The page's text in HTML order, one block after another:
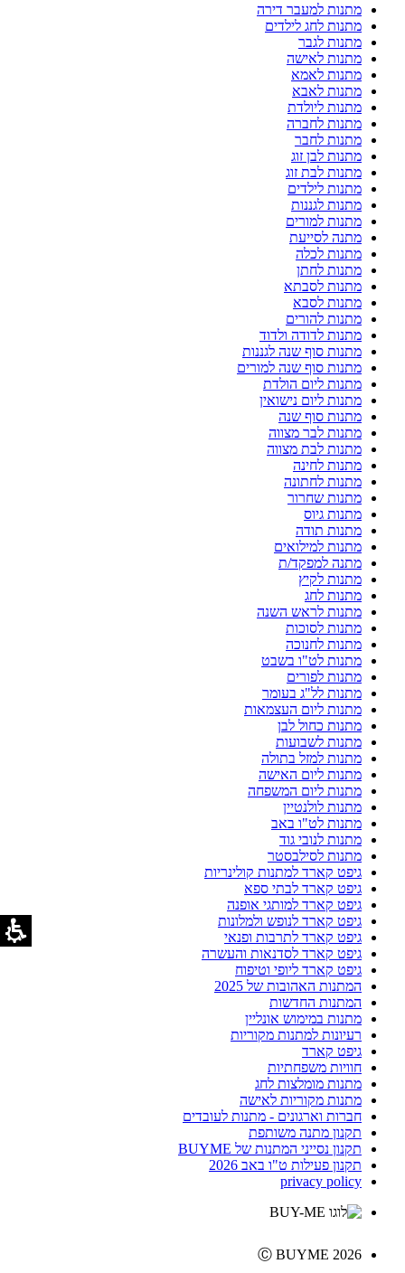
מתנות למעבר דירה
מתנות לחג לילדים
מתנות לגבר
מתנות לאישה
מתנות לאמא
מתנות לאבא
מתנות ליולדת
מתנות לחברה
מתנות לחבר
מתנות לבן זוג
מתנות לבת זוג
מתנות לילדים
מתנות לגננות
מתנות למורים
מתנה לסייעת
מתנות לכלה
מתנות לחתן
מתנות לסבתא
מתנות לסבא
מתנות להורים
מתנות לדודה ולדוד
מתנות סוף שנה לגננות
מתנות סוף שנה למורים
מתנות ליום הולדת
מתנות ליום נישואין
מתנות סוף שנה
מתנות לבר מצווה
מתנות לבת מצווה
מתנות לחינה
מתנות לחתונה
מתנות שחרור
מתנות גיוס
מתנות תודה
מתנות למילואים
מתנה למפקד/ת
מתנות לקיץ
מתנות לחג
מתנות לראש השנה
מתנות לסוכות
מתנות לחנוכה
מתנות לט"ו בשבט
מתנות לפורים
מתנות לל"ג בעומר
מתנות ליום העצמאות
מתנות כחול לבן
מתנות לשבועות
מתנות למזל בתולה
מתנות ליום האישה
מתנות ליום המשפחה
מתנות לולנטיין
מתנות לט"ו באב
מתנות לנובי גוד
מתנות לסילבסטר
גיפט קארד למתנות קולינריות
גיפט קארד לבתי ספא
גיפט קארד למותגי אופנה
גיפט קארד לנופש ולמלונות
גיפט קארד לתרבות ופנאי
גיפט קארד לסדנאות והעשרה
גיפט קארד ליופי וטיפוח
המתנות האהובות של 2025
המתנות החדשות
מתנות במימוש אונליין
רעיונות למתנות מקוריות
גיפט קארד
חוויות משפחתיות
מתנות מומלצות לחג
מתנות מקוריות לאישה
חברות וארגונים - מתנות לעובדים
תקנון מתנה משותפת
תקנון נסייני המתנות של BUYME
תקנון פעילות ט"ו באב 2026
privacy policy
Ⓒ BUYME 2026